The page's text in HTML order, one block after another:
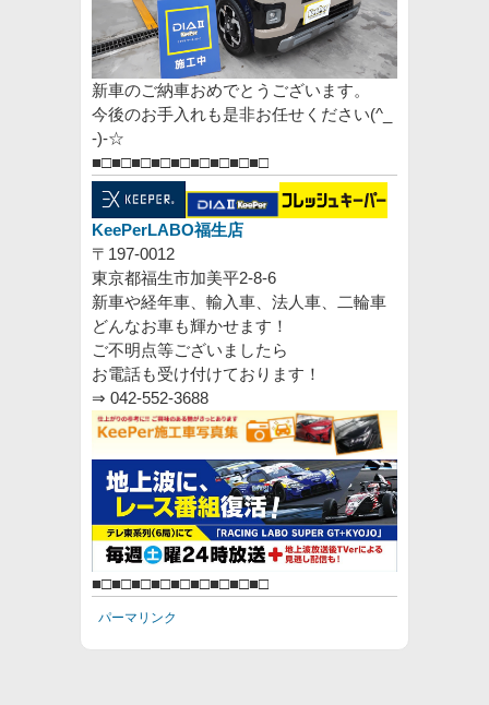
新車のご納車おめでとうございます。
今後のお手入れも是非お任せください(^_
-)-☆
■□■□■□■□■□■□■□■□■□
KeePerLABO福生店
〒197-0012
東京都福生市加美平2-8-6
新車や経年車、輸入車、法人車、二輪車
どんなお車も輝かせます！
ご不明点等ございましたら
お電話も受け付けております！
⇒ 042-552-3688
■□■□■□■□■□■□■□■□■□
パーマリンク